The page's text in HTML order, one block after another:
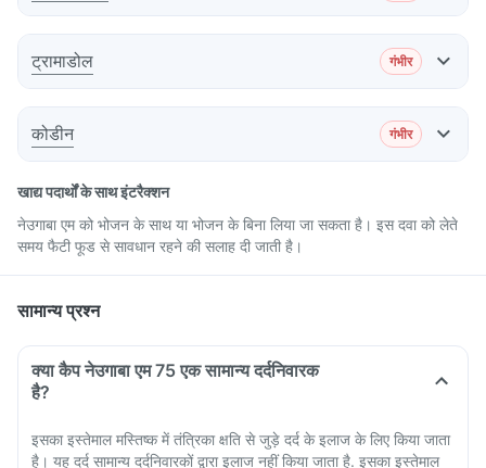
सलाह
प्रभाव
ट्रामाडोल गंभीर
प्रभाव
सलाह
कोडीन गंभीर
सलाह
खाद्य पदार्थों के साथ इंटरैक्शन
नेउगाबा एम को भोजन के साथ या भोजन के बिना लिया जा सकता है। इस दवा को लेते
समय फैटी फूड से सावधान रहने की सलाह दी जाती है।
सामान्य प्रश्न
क्या कैप नेउगाबा एम 75 एक सामान्य दर्दनिवारक
है?
इसका इस्तेमाल मस्तिष्क में तंत्रिका क्षति से जुड़े दर्द के इलाज के लिए किया जाता
है। यह दर्द सामान्य दर्दनिवारकों द्वारा इलाज नहीं किया जाता है. इसका इस्तेमाल